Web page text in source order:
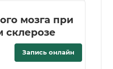
мозга при
склерозе
Запись онлайн